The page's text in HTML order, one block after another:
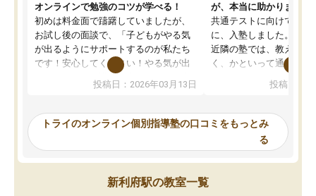
オンラインで勉強のコツが学べる！
初めは料金面で躊躇していましたが、
お試し後の面談で、「子どもがやる気
が出るようにサポートするのが私たち
です！安心してください！やる気が出
ないのは私たち講師の責任です」と言
ってくださり、確かに！と考えて、思
ったんですが、学生の先生から学ぶこ
み、徐々に成績が上がったらいいなと
思っていました。何が今足りないのか
を的確に指導いただき、子どももびっ
くりするほど楽しんでやる気を持って
投稿日：2026年03月13日
が、本当に助かりました
共通テストに向けての追
に、入塾しました。田舎
近隣の塾では、教えても
く、かといって通うには
可能なので本当に助か
らないところをピンポイ
頂いて、とてもわかり
していました。一生を
スト、多少お金がかかっ
投稿日：
トライのオンライン個別指導塾の口コミをもっとみ
る
新利府駅の教室一覧